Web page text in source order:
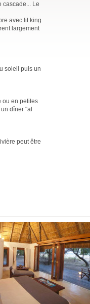
cascade... Le
avec lit king
largement
soleil puis un
ou en petites
dîner "al
peut être